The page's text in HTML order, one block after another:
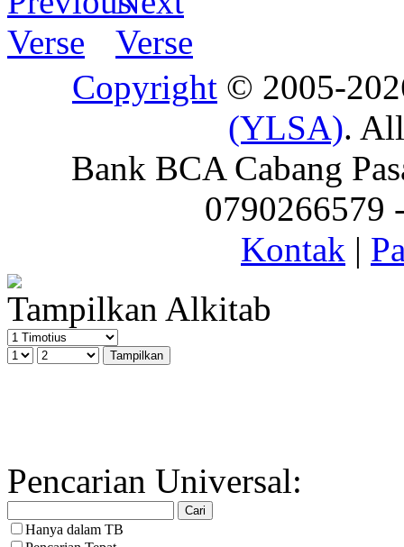
Copyright © 2005-
(YLSA).
Bank BCA Cabang
0790266579
Kontak |
Tampilkan Alkitab
Pencarian Universal:
Hanya dalam TB